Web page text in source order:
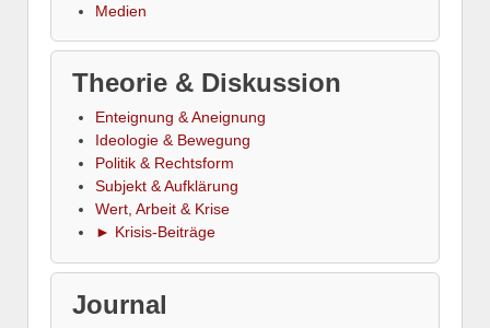
Medien
Theorie & Diskussion
Enteignung & Aneignung
Ideologie & Bewegung
Politik & Rechtsform
Subjekt & Aufklärung
Wert, Arbeit & Krise
► Krisis-Beiträge
Journal